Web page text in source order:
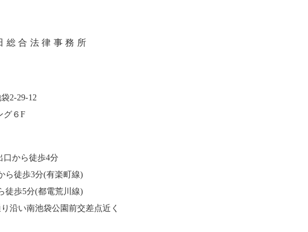
総合法律事務所
2-29-12
グ６F
口から徒歩4分
ら徒歩3分(有楽町線)
徒歩5分(都電荒川線)
沿い南池袋公園前交差点近く